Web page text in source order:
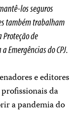
los seguros
também trabalham
Proteção de
Emergências do CPJ.
e editores
da
a pandemia do